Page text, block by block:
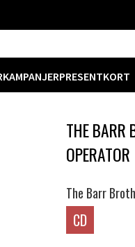
KAMPANJERPRESENTKORT
THE BARR
OPERATOR
The Barr
CD